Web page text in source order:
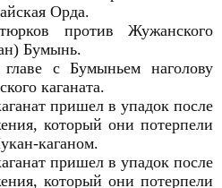
Орда.
против Жужанского
Бумынь.
с Бумыньем наголову
каганата.
пришел в упадок после
который они потерпели
каганом.
пришел в упадок после
который они потерпели